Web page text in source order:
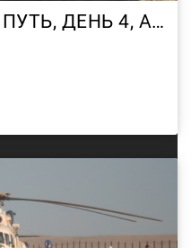
РАЛЛИ ШЕЛКОВЫЙ ПУТЬ, ДЕНЬ 4, АВАРИЯ ЯРОВИТ МИЦУБИСИ